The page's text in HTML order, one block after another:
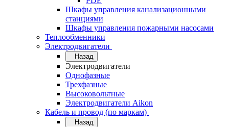
Шкафы управления канализационными
станциями
Шкафы управления пожарными насосами
Теплообменники
Электродвигатели
Назад
Электродвигатели
Однофазные
Трехфазные
Высоковольтные
Электродвигатели Aikon
Кабель и провод (по маркам)
Назад